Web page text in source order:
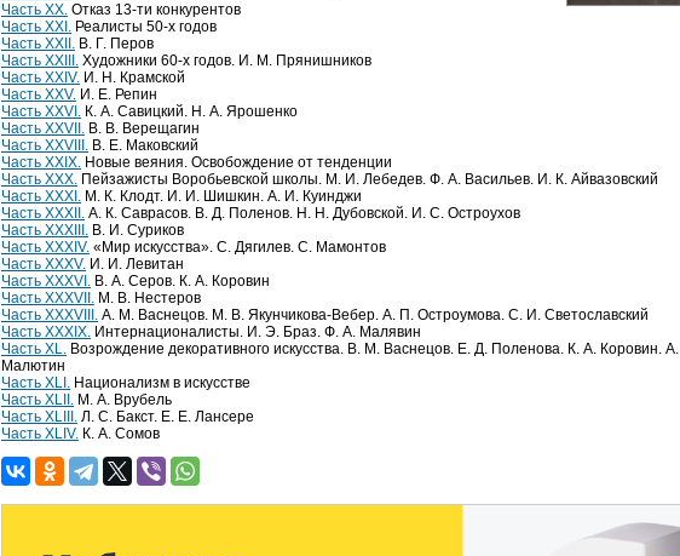
Часть XX. Отказ 13-ти конкурентов
Часть XXI. Реалисты 50-х годов
Часть XXII. В. Г. Перов
Часть XXIII. Художники 60-х годов. И. М. Прянишников
Часть XXIV. И. Н. Крамской
Часть XXV. И. Е. Репин
Часть XXVI. К. А. Савицкий. Н. А. Ярошенко
Часть XXVII. В. В. Верещагин
Часть XXVIII. В. Е. Маковский
Часть XXIX. Новые веяния. Освобождение от тенденции
Часть XXX. Пейзажисты Воробьевской школы. М. И. Лебедев. Ф. А. Васильев. И. К. Айвазовский
Часть XXXI. М. К. Клодт. И. И. Шишкин. А. И. Куинджи
Часть XXXII. А. К. Саврасов. В. Д. Поленов. Н. Н. Дубовской. И. С. Остроухов
Часть XXXIII. В. И. Суриков
Часть XXXIV. «Мир искусства». С. Дягилев. С. Мамонтов
Часть XXXV. И. И. Левитан
Часть XXXVI. В. А. Серов. К. А. Коровин
Часть XXXVII. М. В. Нестеров
Часть XXXVIII. А. М. Васнецов. М. В. Якунчикова-Вебер. А. П. Остроумова. С. И. Светославский
Часть XXXIX. Интернационалисты. И. Э. Браз. Ф. А. Малявин
Часть XL. Возрождение декоративного искусства. В. М. Васнецов. Е. Д. Поленова. К. А. Коровин.
Малютин
Часть XLI. Национализм в искусстве
Часть XLII. М. А. Врубель
Часть XLIII. Л. С. Бакст. Е. Е. Лансере
Часть XLIV. К. А. Сомов